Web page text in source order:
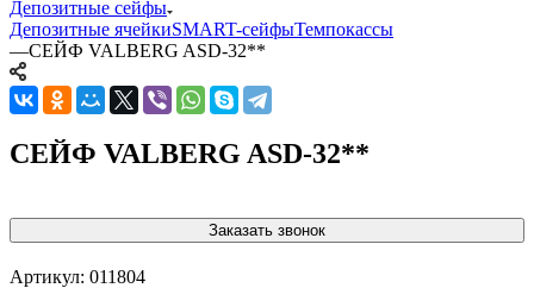
Депозитные сейфы
Депозитные ячейкиSMART-сейфыТемпокассы
—СЕЙФ VALBERG ASD-32**
СЕЙФ VALBERG ASD-32**
Заказать звонок
Артикул: 011804